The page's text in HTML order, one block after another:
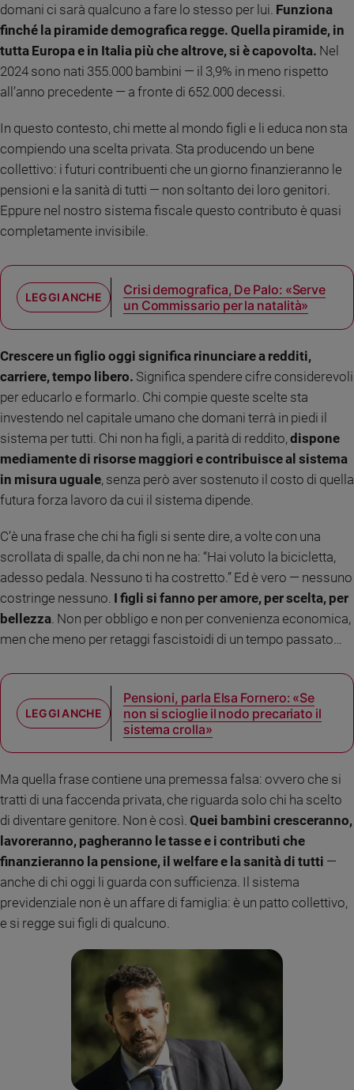
e
Sanremo
streaming
Libri
Musica
Arte
Famiglia
Genitori
e
Coppia
Scuola
e
giovani
Adolescenza
Bioetica
Riflessioni
Foto
Privacy
Policy
Chi
siamo
Contatti
Pubblicità
domani ci sarà qualcuno a fare lo stesso per lui. Funziona
finché la piramide demografica regge. Quella piramide, in
tutta Europa e in Italia più che altrove, si è capovolta. Nel
2024 sono nati 355.000 bambini — il 3,9% in meno rispetto
all’anno precedente — a fronte di 652.000 decessi.
In questo contesto, chi mette al mondo figli e li educa non sta
compiendo una scelta privata. Sta producendo un bene
collettivo: i futuri contribuenti che un giorno finanzieranno le
pensioni e la sanità di tutti — non soltanto dei loro genitori.
Eppure nel nostro sistema fiscale questo contributo è quasi
completamente invisibile.
Crisi demografica, De Palo: «Serve
un Commissario per la natalità»
Crescere un figlio oggi significa rinunciare a redditi,
carriere, tempo libero. Significa spendere cifre considerevoli
per educarlo e formarlo. Chi compie queste scelte sta
investendo nel capitale umano che domani terrà in piedi il
sistema per tutti. Chi non ha figli, a parità di reddito, dispone
mediamente di risorse maggiori e contribuisce al sistema
in misura uguale, senza però aver sostenuto il costo di quella
futura forza lavoro da cui il sistema dipende.
C’è una frase che chi ha figli si sente dire, a volte con una
scrollata di spalle, da chi non ne ha: “Hai voluto la bicicletta,
adesso pedala. Nessuno ti ha costretto.” Ed è vero — nessuno
costringe nessuno. I figli si fanno per amore, per scelta, per
bellezza . Non per obbligo e non per convenienza economica,
men che meno per retaggi fascistoidi di un tempo passato…
Pensioni, parla Elsa Fornero: «Se
non si scioglie il nodo precariato il
sistema crolla»
Ma quella frase contiene una premessa falsa: ovvero che si
tratti di una faccenda privata, che riguarda solo chi ha scelto
di diventare genitore. Non è così. Quei bambini cresceranno,
lavoreranno, pagheranno le tasse e i contributi che
finanzieranno la pensione, il welfare e la sanità di tutti —
anche di chi oggi li guarda con sufficienza. Il sistema
previdenziale non è un affare di famiglia: è un patto collettivo,
e si regge sui figli di qualcuno.